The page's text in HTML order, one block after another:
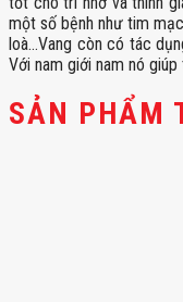
một số bệnh như tim
loà…Vang còn có tác
Với nam giới nam nó
SẢN PHẨM